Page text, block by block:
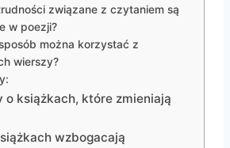
związane z czytaniem są
w poezji?
można korzystać z
wierszy?
książkach, które zmieniają
wzbogacają